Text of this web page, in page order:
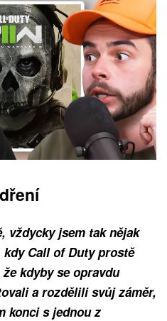
vždycky jsem tak nějak
Call of Duty prostě
kdyby se opravdu
a rozdělili svůj záměr,
konci s jednou z